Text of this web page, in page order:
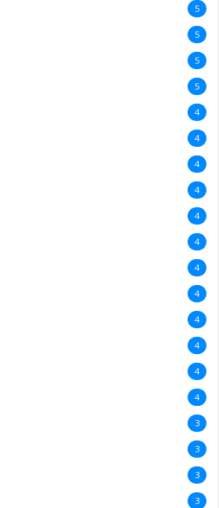
5
5
5
5
4
4
4
4
4
4
4
4
4
4
4
4
3
3
3
3